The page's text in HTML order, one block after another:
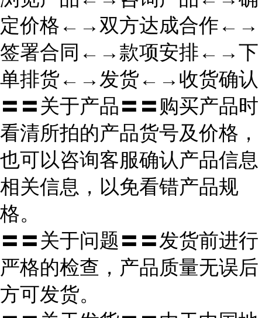
定价格←→双方达成合作←→
签署合同←→款项安排←→下
单排货←→发货←→收货确认
〓〓关于产品〓〓购买产品时
看清所拍的产品货号及价格，
也可以咨询客服确认产品信息
相关信息，以免看错产品规
格。
〓〓关于问题〓〓发货前进行
严格的检查，产品质量无误后
方可发货。